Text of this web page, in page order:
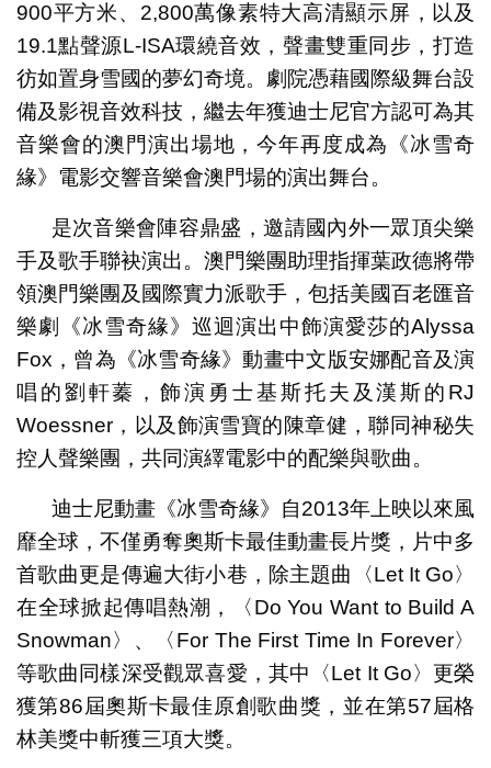
900平方米、2,800萬像素特大高清顯示屏，以及
19.1點聲源L-ISA環繞音效，聲畫雙重同步，打造
彷如置身雪國的夢幻奇境。劇院憑藉國際級舞台設
備及影視音效科技，繼去年獲迪士尼官方認可為其
音樂會的澳門演出場地，今年再度成為《冰雪奇
緣》電影交響音樂會澳門場的演出舞台。
是次音樂會陣容鼎盛，邀請國內外一眾頂尖樂
手及歌手聯袂演出。澳門樂團助理指揮葉政德將帶
領澳門樂團及國際實力派歌手，包括美國百老匯音
樂劇《冰雪奇緣》巡迴演出中飾演愛莎的Alyssa
Fox，曾為《冰雪奇緣》動畫中文版安娜配音及演
唱的劉軒蓁，飾演勇士基斯托夫及漢斯的RJ
Woessner，以及飾演雪寶的陳章健，聯同神秘失
控人聲樂團，共同演繹電影中的配樂與歌曲。
迪士尼動畫《冰雪奇緣》自2013年上映以來風
靡全球，不僅勇奪奧斯卡最佳動畫長片獎，片中多
首歌曲更是傳遍大街小巷，除主題曲〈Let It Go〉
在全球掀起傳唱熱潮，〈Do You Want to Build A
Snowman〉、〈For The First Time In Forever〉
等歌曲同樣深受觀眾喜愛，其中〈Let It Go〉更榮
獲第86屆奧斯卡最佳原創歌曲獎，並在第57屆格
林美獎中斬獲三項大獎。